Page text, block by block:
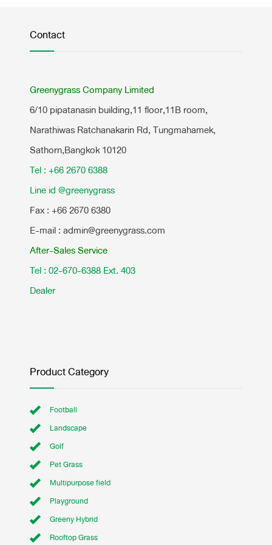
Contact
Greenygrass Company Limited
6/10 pipatanasin building,11 floor,11B room,
Narathiwas Ratchanakarin Rd, Tungmahamek,
Sathorn,Bangkok 10120
Tel : +66 2670 6388
Line id @greenygrass
Fax : +66 2670 6380
E-mail : admin@greenygrass.com
After-Sales Service
Tel : 02-670-6388 Ext. 403
Dealer
Product Category
Football
Landscape
Golf
Pet Grass
Multipurpose field
Playground
Greeny Hybrid
Rooftop Grass